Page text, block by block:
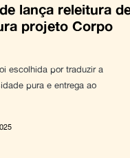
lança releitura
projeto Corpo
escolhida por traduzir a
pura e entrega ao